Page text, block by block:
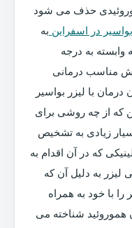
حذف می شود
در اسفراین به
وابسته به درجه
مناسب درمانی
با لیزر بواسیر
که از چه روشی برای
زیادی به تشخیص
که در آن اقدام به
لیزر به دلیل آن که
با خود به همراه
هموروئید شناخته می